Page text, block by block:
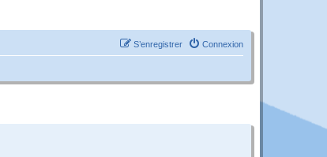
Connexion
S’enregistrer